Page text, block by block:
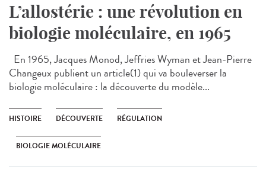
L’allostérie : une révolution en
biologie moléculaire, en 1965
En 1965, Jacques Monod, Jeffries Wyman et Jean-Pierre
Changeux publient un article(1) qui va bouleverser la
biologie moléculaire : la découverte du modèle...
HISTOIRE DÉCOUVERTE RÉGULATION
BIOLOGIE MOLÉCULAIRE